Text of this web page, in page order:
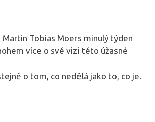
Tobias Moers minulý týden
více o své vizi této úžasné
o tom, co nedělá jako to, co je.